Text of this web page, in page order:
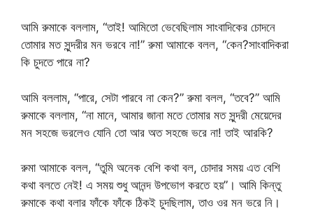
আমি রুমাকে বললাম, “তাই! আমিতো ভেবেছিলাম সাংবাদিকের চোদনে
তোমার মত সুন্দরীর মন ভরবে না!” রুমা আমাকে বলল, “কেন?সাংবাদিকরা
কি চুদতে পারে না?
আমি বললাম, “পারে, সেটা পারবে না কেন?” রুমা বলল, “তবে?” আমি
রুমাকে বললাম, “না মানে, আমার জানা মতে তোমার মত সুন্দরী মেয়েদের
মন সহজে ভরলেও যোনি তো আর অত সহজে ভরে না! তাই আরকি?
রুমা আমাকে বলল, “তুমি অনেক বেশি কথা বল, চোদার সময় এত বেশি
কথা বলতে নেই! এ সময় শুধু আনন্দ উপভোগ করতে হয়”। আমি কিন্তু
রুমাকে কথা বলার ফাঁকে ফাঁকে ঠিকই চুদছিলাম, তাও ওর মন ভরে নি।